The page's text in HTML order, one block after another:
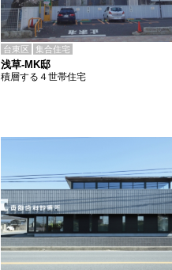
台東区 集合住宅
浅草-MK邸
積層する４世帯住宅